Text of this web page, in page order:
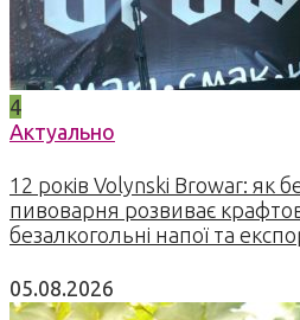
4
Актуально
12 років Volynski Browar: як
пивоварня розвиває
безалкогольні напої та
05.08.2026